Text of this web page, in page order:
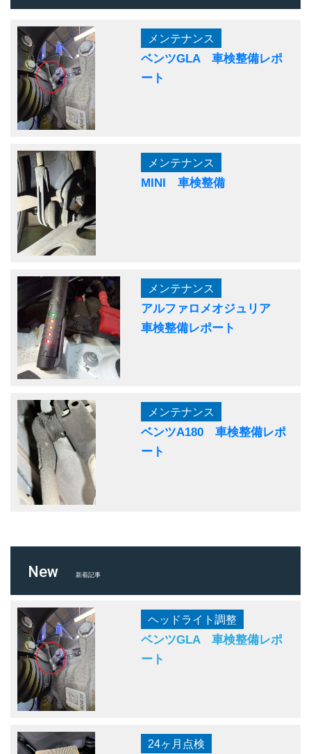
メンテナンス
ベンツGLA 車検整備レポ
ート
メンテナンス
MINI 車検整備
メンテナンス
アルファロメオジュリア
車検整備レポート
メンテナンス
ベンツA180 車検整備レポ
ート
New 新着記事
ヘッドライト調整
ベンツGLA 車検整備レポ
ート
24ヶ月点検